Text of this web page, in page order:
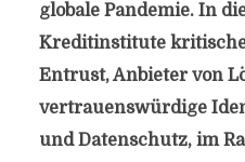
globale Pandemie. In
Kreditinstitute
Entrust, Anbieter von
vertrauenswürdige
und Datenschutz, im